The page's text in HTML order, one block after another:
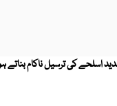
اسلحے کی ترسیل ناکام